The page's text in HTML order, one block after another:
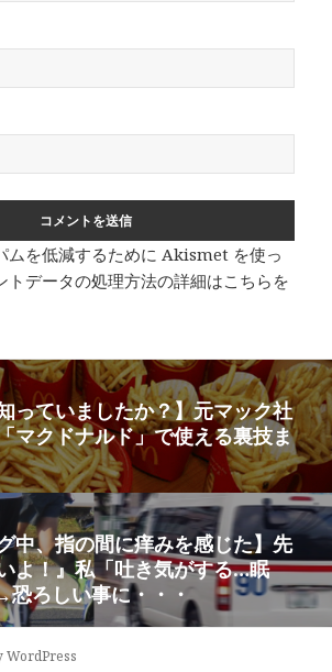
ムを低減するために Akismet を使っ
トデータの処理方法の詳細はこちらを
っていましたか？】元マック社
マクドナルド」で使える裏技ま
中、指の間に痒みを感じた】先
よ！』私「吐き気がする…眠
ろしい事に・・・
WordPress